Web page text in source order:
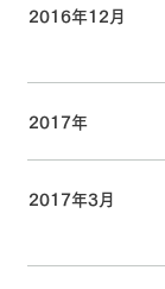
2016年12月
2017年
2017年3月